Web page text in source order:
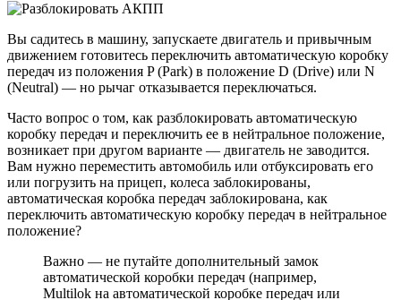
Вы садитесь в машину, запускаете двигатель и привычным
движением готовитесь переключить автоматическую коробку
передач из положения P (Park) в положение D (Drive) или N
(Neutral) — но рычаг отказывается переключаться.
Часто вопрос о том, как разблокировать автоматическую
коробку передач и переключить ее в нейтральное положение,
возникает при другом варианте — двигатель не заводится.
Вам нужно переместить автомобиль или отбуксировать его
или погрузить на прицеп, колеса заблокированы,
автоматическая коробка передач заблокирована, как
переключить автоматическую коробку передач в нейтральное
положение?
Важно — не путайте дополнительный замок
автоматической коробки передач (например,
Multilok на автоматической коробке передач или